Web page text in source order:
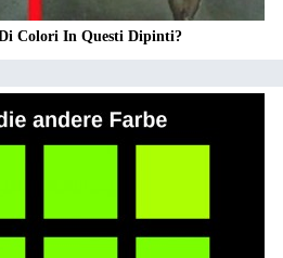
Colori In Questi Dipinti?